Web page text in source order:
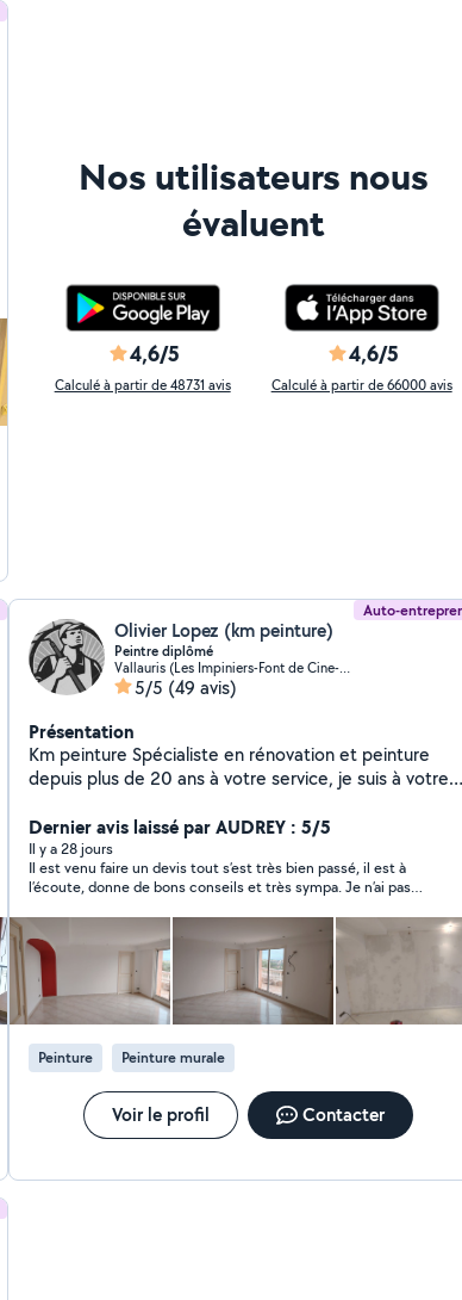
Nos utilisateurs nous
évaluent
4,6/5
Calculé à partir de 48731 avis
4,6/5
Calculé à partir de 66000 avis
Auto-
Olivier Lopez (km peinture)
Peintre diplômé
Vallauris (Les Impiniers-Font de Cine-Vaucontrade)
5/5 (49 avis)
Présentation
Km peinture Spécialiste en rénovation et peinture
depuis plus de 20 ans à votre service, je suis à votre
Propreté du chantier, ma priorité est votre satisfaction.
Devis détaillé, tarif compétitifs De la simple pièce
d'appartement à la villa de luxe, spécialiste en peinture
traditionnelle, peinture airless depuis 10 ans Km
peinture possède l'expérience, l'organisation les
équipements et les compétences pour assurer les
meilleurs délais avec des produits de qualité
professionnelle tout en tenant compte de votre
budget pour la réalisation de votre projet La propreté
étant gage de la qualité, nous mettons tout en œuvre
pour la conserver pendant les travaux Par ce que
chaque client est unique nous saurons être à votre
écoute pour réaliser le décor correspondant à votre
attente
Dernier avis laissé par AUDREY : 5/5
Il y a 28 jours
Il est venu faire un devis tout s’est très bien passé, il est à
l’écoute, donne de bons conseils et très sympa. Je n’ai pas
Peinture Peinture murale
Voir le profil Contacter